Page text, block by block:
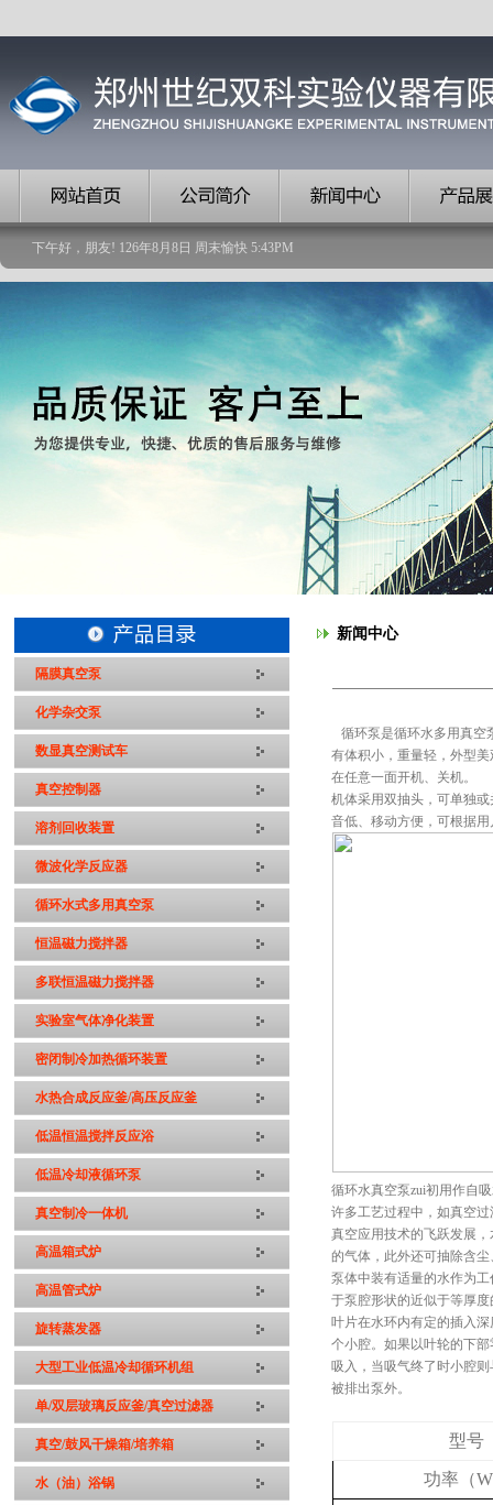
下午好，朋友! 126年8月 8 日 周末愉快 5:43PM
隔膜真空泵
化学杂交泵
数显真空测试车
真空控制器
溶剂回收装置
微波化学反应器
循环水式多用真空泵
恒温磁力搅拌器
多联恒温磁力搅拌器
实验室气体净化装置
密闭制冷加热循环装置
水热合成反应釜/高压反应釜
低温恒温搅拌反应浴
低温冷却液循环泵
真空制冷一体机
高温箱式炉
高温管式炉
旋转蒸发器
大型工业低温冷却循环机组
单/双层玻璃反应釜/真空过滤器
真空/鼓风干燥箱/培养箱
水（油）浴锅
新闻中心
循环泵是循环水多用真空
有体积小，重量轻，外型
在任意一面开机、关机。
机体采用双抽头，可单独
音低、移动方便，可根据
循环水真空泵zui初用作自
许多工艺过程中，如真空
真空应用技术的飞跃发展
的气体，此外还可抽除含
泵体中装有适量的水作为
于泵腔形状的近似于等厚
叶片在水环内有定的插入
个小腔。如果以叶轮的下
吸入，当吸气终了时小腔
被排出泵外。
型号
功率（W